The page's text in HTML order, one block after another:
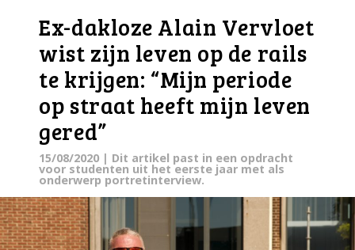
Ex-dakloze Alain Vervloet
wist zijn leven op de rails
te krijgen: “Mijn periode
op straat heeft mijn leven
gered”
15/08/2020 | Dit artikel past in een opdracht
voor studenten uit het eerste jaar met als
onderwerp portretinterview.